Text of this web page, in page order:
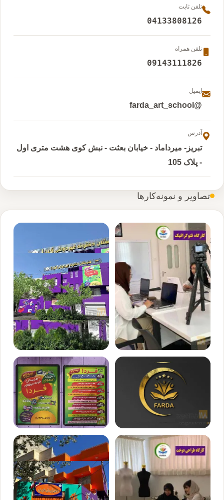
تلفن ثابت
04133808126
تلفن همراه
09143111826
ایمیل
@farda_art_school
آدرس
تبریز- میرداماد - خیابان بعثت - نبش کوی هشت متری اول
- پلاک 105
تصاویر و نمونه‌کارها